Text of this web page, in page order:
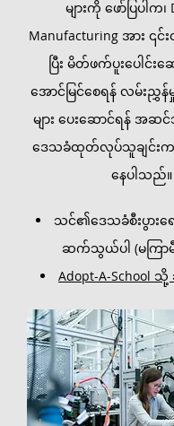
များကို ဖော်ပြပါက၊
Manufacturing အား ၎
ပြီး မိတ်ဖက်ပူးပေါင်
အောင်မြင်စေရန် လမ်းညွှ
များ ပေးဆောင်ရန် အဆ
ဒေသခံထုတ်လုပ်သူချင်း
နေပါသည်။
သင်၏ဒေသခံစီးပွား
ဆက်သွယ်ပါ (မကြာ
Adopt-A-School